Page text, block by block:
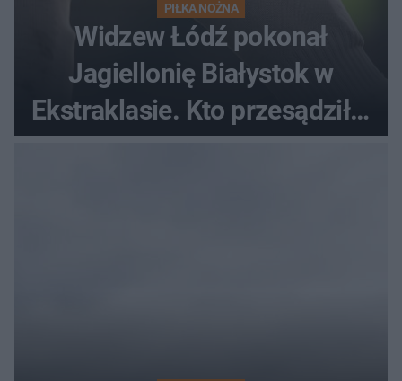
PIŁKA NOŻNA
Widzew Łódź pokonał
Jagiellonię Białystok w
Ekstraklasie. Kto przesądził o